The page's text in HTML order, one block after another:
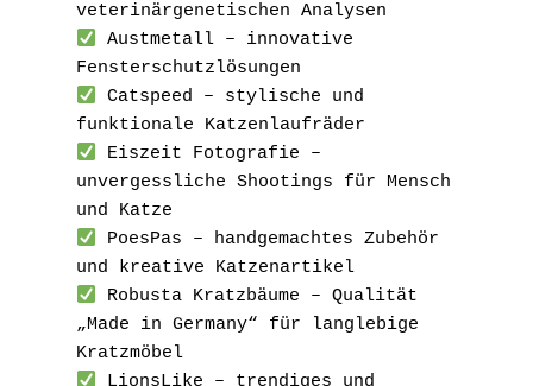
veterinärgenetischen Analysen
Austmetall – innovative
Fensterschutzlösungen
Catspeed – stylische und
funktionale Katzenlaufräder
Eiszeit Fotografie –
unvergessliche Shootings für Mensch
und Katze
PoesPas – handgemachtes Zubehör
und kreative Katzenartikel
Robusta Kratzbäume – Qualität
„Made in Germany“ für langlebige
Kratzmöbel
LionsLike – trendiges und